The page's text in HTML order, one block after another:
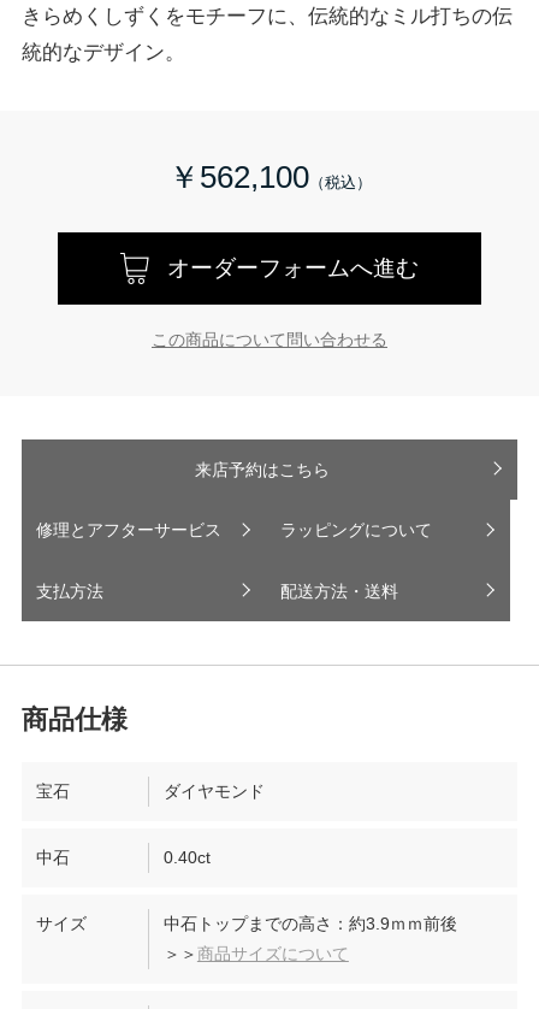
きらめくしずくをモチーフに、伝統的なミル打ちの伝
統的なデザイン。
￥562,100
オーダーフォームへ進む
この商品について問い合わせる
来店予約はこちら
修理とアフターサービス ラッピングについて
支払方法 配送方法・送料
宝石 ダイヤモンド
中石 0.40ct
サイズ
中石トップまでの高さ：約3.9ｍｍ前後
＞＞商品サイズについて